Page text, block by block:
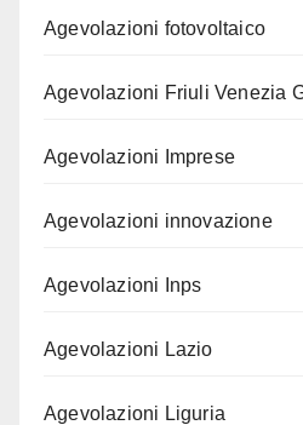
Agevolazioni fotovoltaico
Agevolazioni Friuli Venezia
Agevolazioni Imprese
Agevolazioni innovazione
Agevolazioni Inps
Agevolazioni Lazio
Agevolazioni Liguria